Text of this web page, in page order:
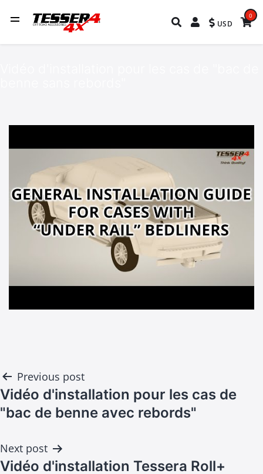
USD
0
Post
navigation
Previous post
Vidéo d'installation pour les cas de
"bac de benne avec rebords"
Next post
Vidéo d'installation Tessera Roll+